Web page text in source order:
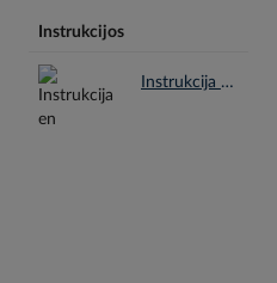
Instrukcijos
Instrukcija en.pdf